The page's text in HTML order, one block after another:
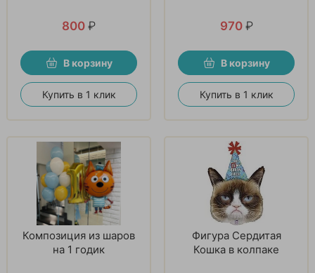
800 ₽
В корзину
Купить в 1 клик
970 ₽
В корзину
Купить в 1 клик
Композиция из шаров
на 1 годик
Фигура Сердитая
Кошка в колпаке